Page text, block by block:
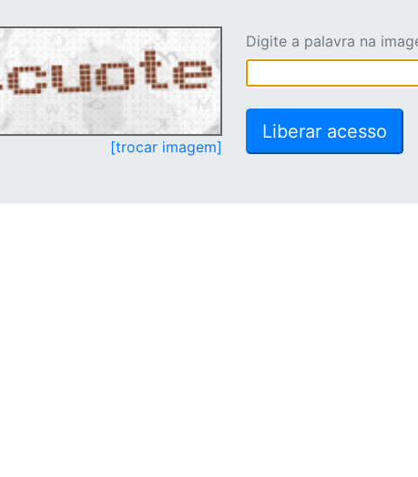
[trocar imagem]
Digite a palavra na